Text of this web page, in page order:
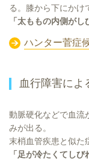
る。膝から下にかけ
「太ももの内側が
ハンター菅症
血行障害によ
動脈硬化などで血流
みが出る。
末梢血管疾患と似た
「足が冷たくてしび